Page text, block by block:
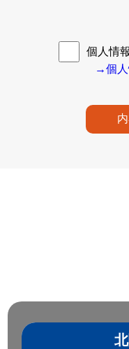
個人情
→個人